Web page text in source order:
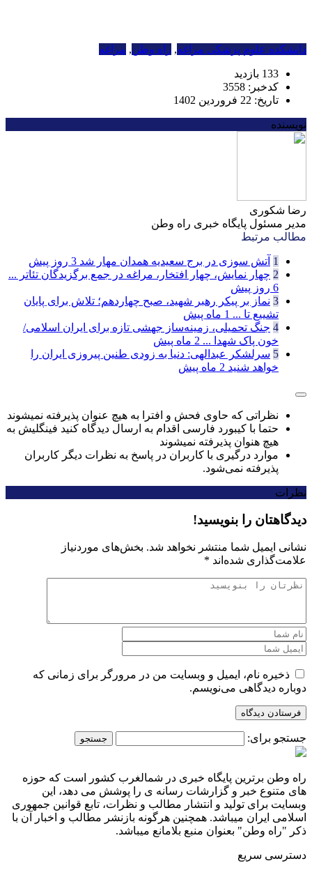
دانشکده علوم پزشکی مراغه, راه وطن, مراغه
133 بازدید
کدخبر: 3558
تاریخ: 22 فروردین 1402
نویسنده
رضا شکوری
مدیر مسئول پایگاه خبری راه وطن
مطالب مرتبط
1 آتش سوزی در برج سعیدیه همدان مهار شد 3 روز پیش
2 چهار نمایش، چهار افتخار، مراغه در جمع برگزیدگان تئاتر ...
6 روز پیش
3 نماز بر پیکر رهبر شهید، صبح چهاردهم؛ تلاش برای پایان
تشییع تا ... 1 ماه پیش
4 جنگ تحمیلی، زمینه‌ساز جهشی تازه برای ایران اسلامی/
خون پاک شهدا ... 2 ماه پیش
5 سرلشکر عبدالهی: دنیا به زودی طنین پیروزی ایران را
خواهد شنید 2 ماه پیش
نظراتی که حاوی فحش و افترا به هیچ عنوان پذیرفته نمیشوند
حتما با کیبورد فارسی اقدام به ارسال دیدگاه کنید فینگلیش به
هیچ هنوان پذیرفته نمیشوند
موارد درگیری با کاربران در پاسخ به نظرات دیگر کاربران
پذیرفته نمی‌شود.
نظرات
دیدگاهتان را بنویسید!
نشانی ایمیل شما منتشر نخواهد شد. بخش‌های موردنیاز
علامت‌گذاری شده‌اند *
ذخیره نام، ایمیل و وبسایت من در مرورگر برای زمانی که
دوباره دیدگاهی می‌نویسم.
جستجو برای:
راه وطن برترین پایگاه خبری در شمالغرب کشور است که حوزه
های متنوع خبر و گزارشات رسانه ی را پوشش می دهد، این
وبسایت برای تولید و انتشار مطالب و نظرات، تابع قوانین جمهوری
اسلامی ایران میباشد. همچنین هرگونه بازنشر مطالب و اخبار آن با
ذکر "راه وطن" بعنوان منبع بلامانع میباشد.
دسترسی سریع